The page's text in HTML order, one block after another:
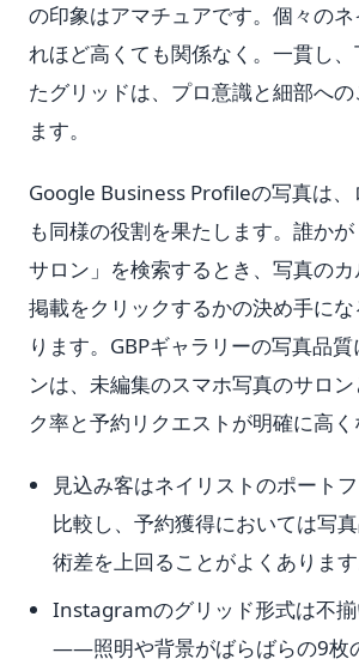
の印象はアマチュアです。個々の
れほど高くても関係なく。一貫し
たグリッドは、プロ意識と細部へ
ます。
Google Business Profileの写真は
も同様の役割を果たします。誰か
サロン」を検索するとき、写真の
掲載をクリックするかの決め手に
ります。GBPギャラリーの写真品
ンは、未編集のスマホ写真のサロ
ク率と予約リクエストが明確に高く
見込み客はネイリストのポート
比較し、予約獲得においては写
術差を上回ることがよくあります
Instagramのグリッド形式は不
——照明や背景がばらばらの9枚